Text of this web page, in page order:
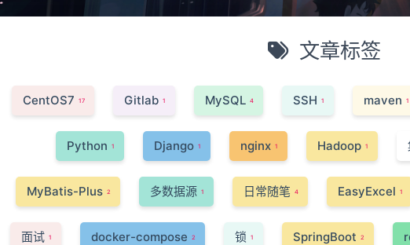
文章标签
CentOS7 17 Gitlab 1 MySQL 4 SSH 1 maven 1
Python 1 Django 1 nginx 1 Hadoop 1
MyBatis-Plus 2 多数据源 1 日常随笔 4 EasyExcel 1
面试 1 docker-compose 2 锁 1 SpringBoot 2